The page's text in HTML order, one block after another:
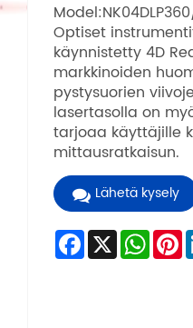
Optiset
käynnistetty 4D
markkinoiden
pystysuorien
lasertasolla on
tarjoaa käyttäjille
mittausratkaisun.
Lähetä kysely
Facebook
X